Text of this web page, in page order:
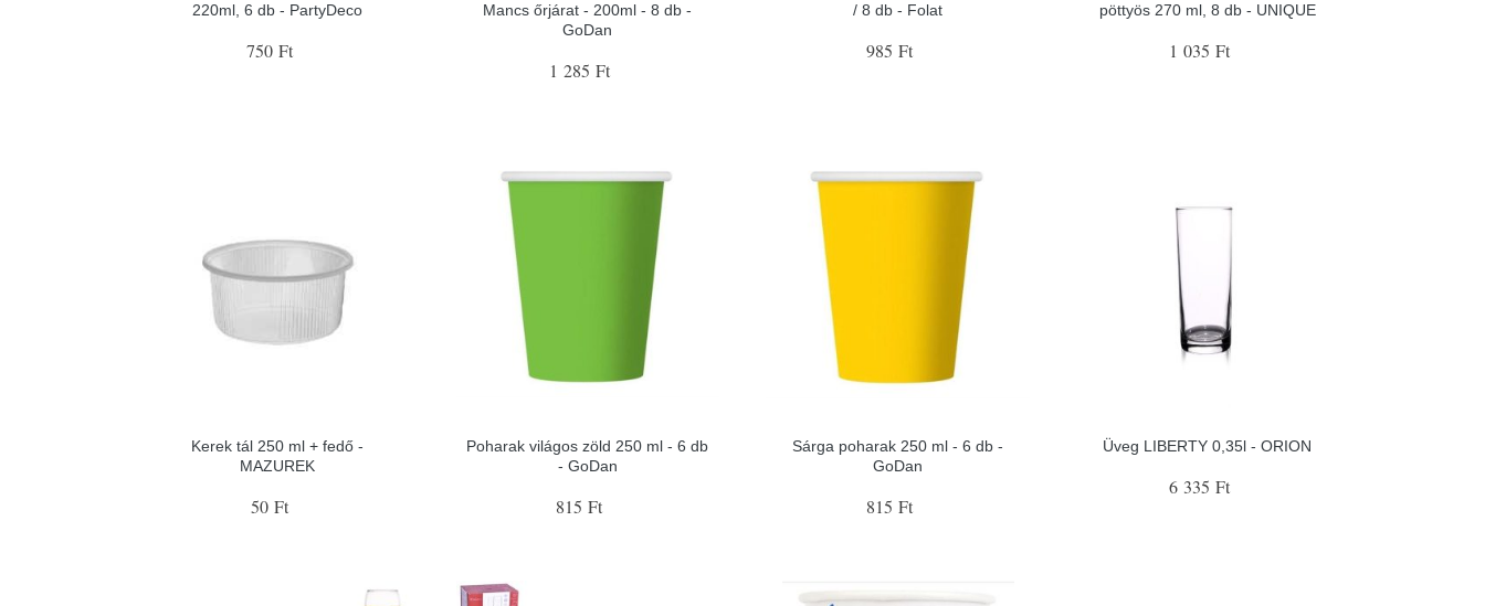
220ml, 6 db - PartyDeco
750 Ft
Mancs őrjárat - 200ml - 8 db -
GoDan
1 285 Ft
/ 8 db - Folat
985 Ft
pöttyös 270 ml, 8 db - UNIQUE
1 035 Ft
Kerek tál 250 ml + fedő -
MAZUREK
50 Ft
Poharak világos zöld 250 ml - 6 db
- GoDan
815 Ft
Sárga poharak 250 ml - 6 db -
GoDan
815 Ft
Üveg LIBERTY 0,35l - ORION
6 335 Ft